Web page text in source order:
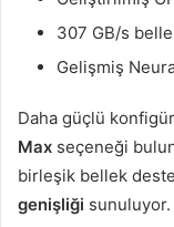
307 GB/s
Gelişmiş
Daha güçlü
Max seçeneği
birleşik bellek
genişliği sunuluyor.